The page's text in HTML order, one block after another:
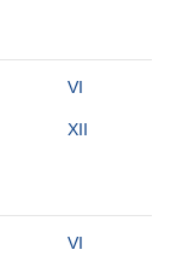
VI
XII
VI